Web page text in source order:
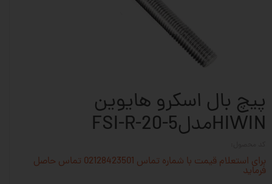
پیچ بال اسکرو هایوین
HIWINمدلFSI-R-20-5
برای استعلام قیمت با شماره تماس 02128423501 تماس حاصل
فرماید